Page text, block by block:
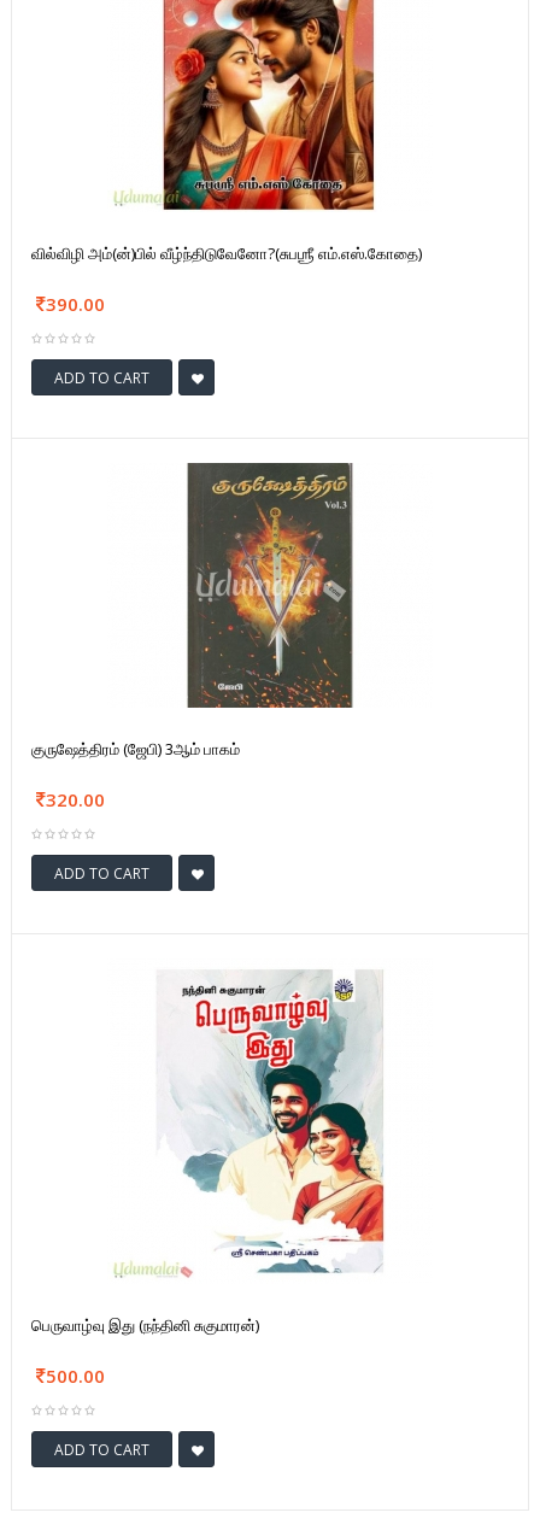
வில்விழி அம்(ன்)பில் வீழ்ந்திடுவேனோ?(சுபஶ்ரீ எம்.எஸ்.கோதை)
390.00
ADD TO CART
குருஷேத்திரம் (ஜேபி) 3ஆம் பாகம்
320.00
ADD TO CART
பெருவாழ்வு இது (நந்தினி சுகுமாரன்)
500.00
ADD TO CART